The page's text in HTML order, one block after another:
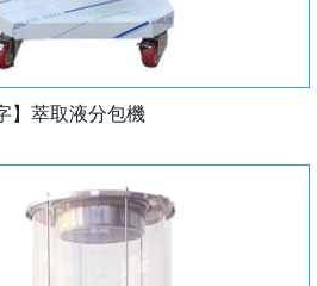
】萃取液分包機